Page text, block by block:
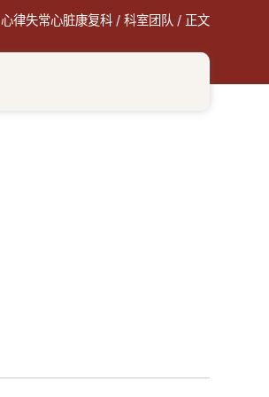
心律失常心脏康复科/ 科室团队 / 正文